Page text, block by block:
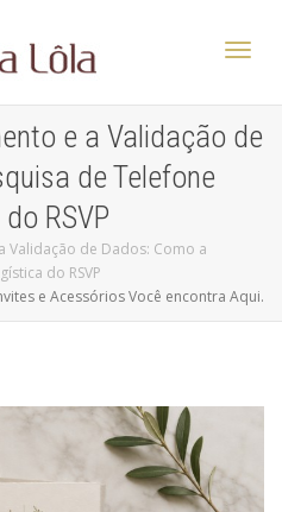
e a Validação de
de Telefone
RSVP
Validação de Dados: Como a
do RSVP
e Acessórios Você encontra Aqui.